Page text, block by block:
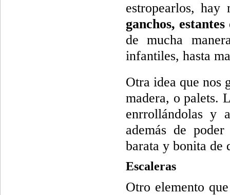
estropearlos,
ganchos,
de mucha
infantiles, hasta
Otra idea que nos
madera, o palets.
enrrollándolas y
además de
barata y bonita de
Escaleras
Otro elemento